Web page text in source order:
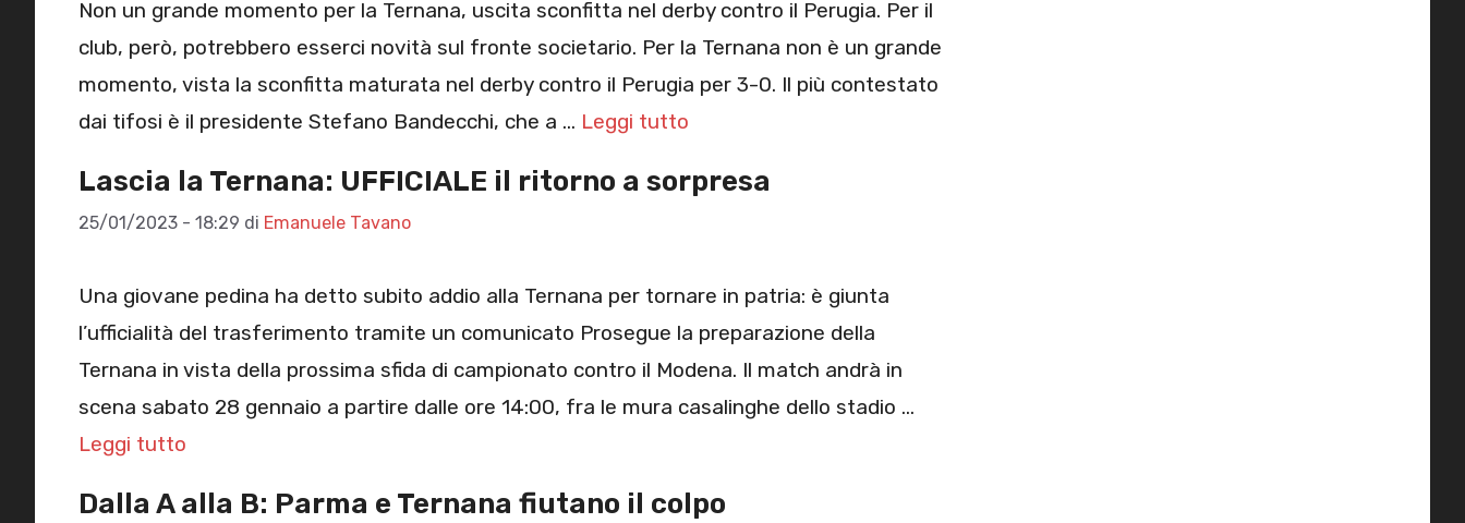
Non un grande momento per la Ternana, uscita sconfitta nel derby contro il Perugia. Per il
club, però, potrebbero esserci novità sul fronte societario. Per la Ternana non è un grande
momento, vista la sconfitta maturata nel derby contro il Perugia per 3-0. Il più contestato
dai tifosi è il presidente Stefano Bandecchi, che a … Leggi tutto
Lascia la Ternana: UFFICIALE il ritorno a sorpresa
25/01/2023 - 18:29 di Emanuele Tavano
Una giovane pedina ha detto subito addio alla Ternana per tornare in patria: è giunta
l’ufficialità del trasferimento tramite un comunicato Prosegue la preparazione della
Ternana in vista della prossima sfida di campionato contro il Modena. Il match andrà in
scena sabato 28 gennaio a partire dalle ore 14:00, fra le mura casalinghe dello stadio …
Leggi tutto
Dalla A alla B: Parma e Ternana fiutano il colpo